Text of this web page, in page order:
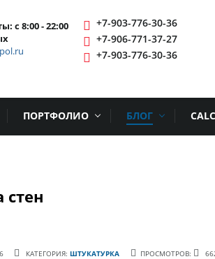
с 8:00 - 22:00
+7-903-776-30-36
+7-906-771-37-27
+7-903-776-30-36
ПОРТФОЛИО БЛОГ
стен
КАТЕГОРИЯ: ШТУКАТУРКА ПРОСМОТРОВ: